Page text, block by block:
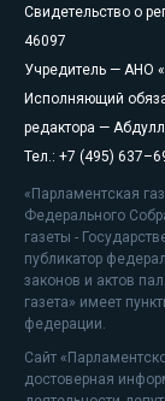
Свидетельство о
46097
Учредитель — АНО
Исполняющий
редактора —
Тел.: +7 (495)
«Парламентская
Федерального
газеты -
публикатор
законов и актов
газета» имеет
федерации.
Сайт
достоверная